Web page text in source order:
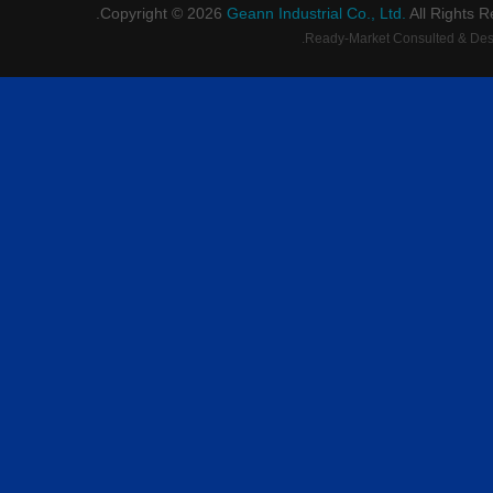
Copyright © 2026 Geann Industrial Co., Ltd. All Rights
Consulted &
Ready-Market
.